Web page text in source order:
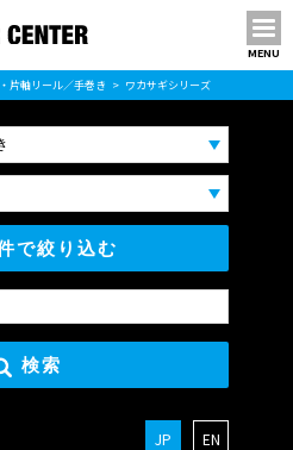
MENU
片軸リール／手巻き ワカサギシリーズ
で絞り込む
検索
JP EN